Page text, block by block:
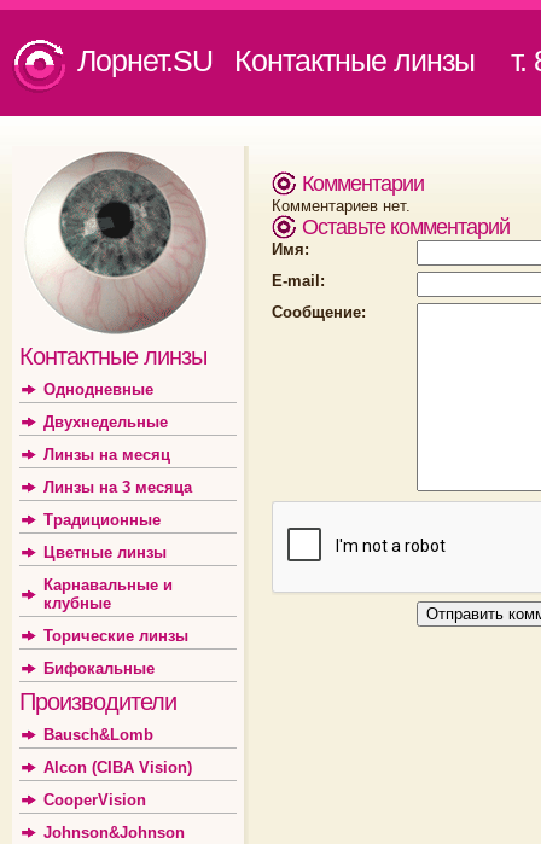
Лорнет.SU Контактные линзы т.
Контактные линзы
Однодневные
Двухнедельные
Линзы на месяц
Линзы на 3 месяца
Традиционные
Цветные линзы
Карнавальные и
клубные
Торические линзы
Бифокальные
Производители
Bausch&Lomb
Alcon (CIBA Vision)
CooperVision
Johnson&Johnson
Комментарии
Комментариев нет.
Оставьте комментарий
Имя:
E-mail:
Сообщение: